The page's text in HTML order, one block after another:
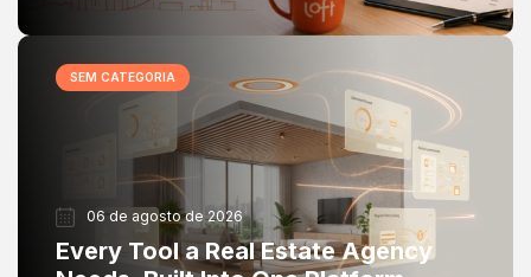
SEM CATEGORIA
06 de agosto de 2026
Every Tool a Real Estate Agency